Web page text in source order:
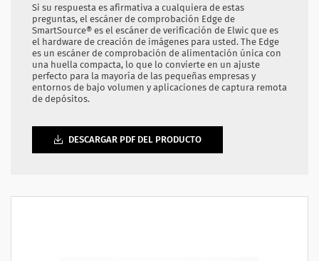
Si su respuesta es afirmativa a cualquiera de estas
preguntas, el escáner de comprobación Edge de
SmartSource® es el escáner de verificación de Elwic que es
el hardware de creación de imágenes para usted. The Edge
es un escáner de comprobación de alimentación única con
una huella compacta, lo que lo convierte en un ajuste
perfecto para la mayoría de las pequeñas empresas y
entornos de bajo volumen y aplicaciones de captura remota
de depósitos.
DESCARGAR PDF DEL PRODUCTO